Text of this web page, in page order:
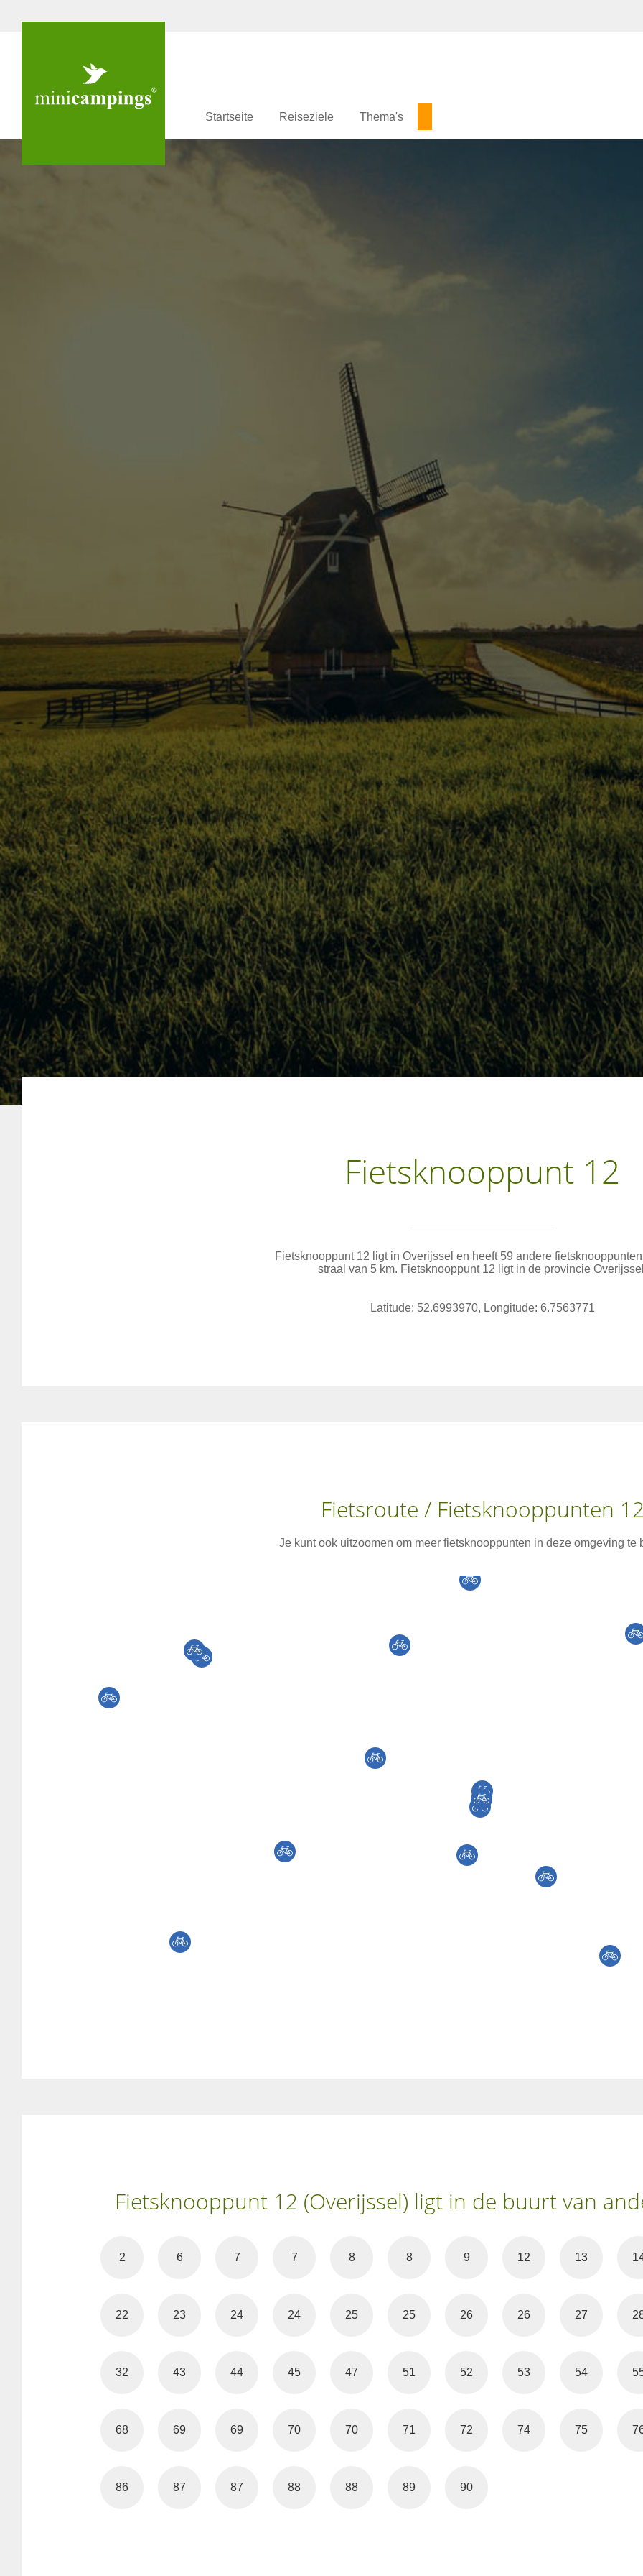
Startseite Reiseziele Thema's
Fietsknooppunt 12
Fietsknooppunt 12 ligt in Overijssel en heeft 59 andere
straal van 5 km. Fietsknooppunt 12 ligt in de provincie
Latitude: 52.6993970, Longitude: 6.7563771
Fietsroute / Fietsknooppunten 12
Je kunt ook uitzoomen om meer fietsknooppunten in deze omgeving te
Fietsknooppunt 12 (Overijssel) ligt in de buurt van
2 6 7 7 8 8 9 12 13
22 23 24 24 25 25 26 26 27
32 43 44 45 47 51 52 53 54
68 69 69 70 70 71 72 74 75
86 87 87 88 88 89 90